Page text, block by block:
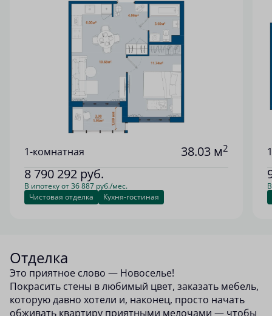
1-комнатная 38.03 м2
8 790 292 руб.
В ипотеку от 36 887 руб./мес.
Чистовая отделка
Кухня-гостиная
Отделка
Это приятное слово — Новоселье!
Покрасить стены в любимый цвет, заказать мебель,
которую давно хотели и, наконец, просто начать
обживать квартиру приятными мелочами — чтобы